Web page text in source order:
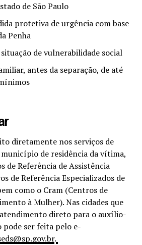
de São Paulo
protetiva de urgência com base
Penha
de vulnerabilidade social
antes da separação, de até
diretamente nos serviços de
de residência da vítima,
de Referência de Assistência
de Referência Especializados de
como o Cram (Centros de
à Mulher). Nas cidades que
direto para o auxílio-
pode ser feita pelo e-
.